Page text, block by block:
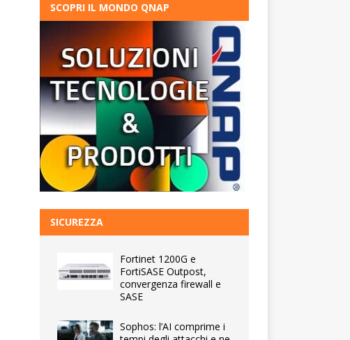
SCOPRI IL MONDO QNAP
SICUREZZA
Fortinet 1200G e
FortiSASE Outpost,
convergenza firewall e
SASE
Sophos: l’AI comprime i